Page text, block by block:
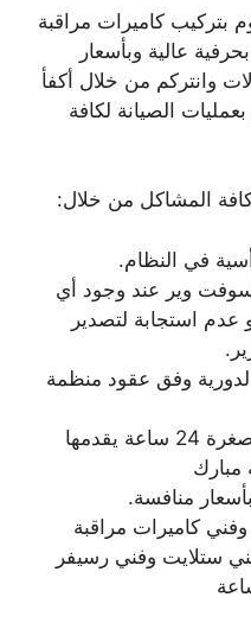
بتركيب كاميرات مراقبة
عالية وبأسعار
وانتركم من خلال أكفأ
الصيانة لكافة
المشاكل من خلال:
في النظام.
سوفت وير عند وجود أي
استجابة لتصدير
الدورية وفق عقود منظمة
فني تركيب كاميرات مصغرة 24 ساعة يقدمها
مبارك
منافسة.
كاميرات مراقبة
ستلايت وفني رسيفر